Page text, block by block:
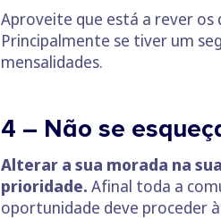
Aproveite que está a rever os
Principalmente se tiver um
mensalidades.
4 – Não se
Alterar a sua morada na
prioridade. Afinal toda a
oportunidade deve proceder